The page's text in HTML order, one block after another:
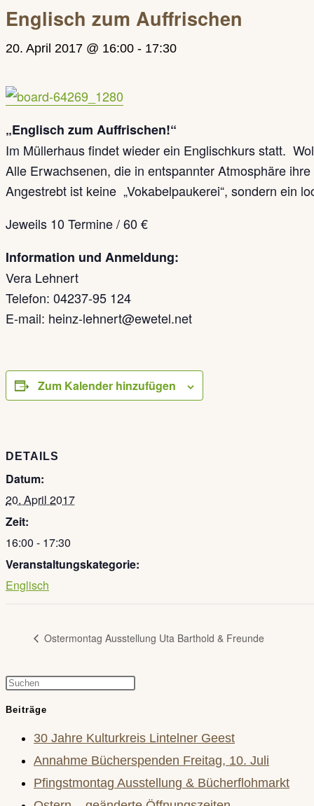
Englisch zum Auffrischen
20. April 2017 @ 16:00 - 17:30
„Englisch zum Auffrischen!“
Im Müllerhaus findet wieder ein Englischkurs statt.
Alle Erwachsenen, die in entspannter Atmosphäre
Angestrebt ist keine „Vokabelpaukerei“, sondern ein
Jeweils 10 Termine / 60 €
Information und Anmeldung:
Vera Lehnert
Telefon: 04237-95 124
E-mail: heinz-lehnert@ewetel.net
Zum Kalender hinzufügen
DETAILS
Datum:
20. April 2017
Zeit:
16:00 - 17:30
Veranstaltungskategorie:
Englisch
Ostermontag Ausstellung Uta Barthold & Freunde
Press
the
Beiträge
30 Jahre Kulturkreis Lintelner Geest
Annahme Bücherspenden Freitag, 10. Juli
Pfingstmontag Ausstellung & Bücherflohmarkt